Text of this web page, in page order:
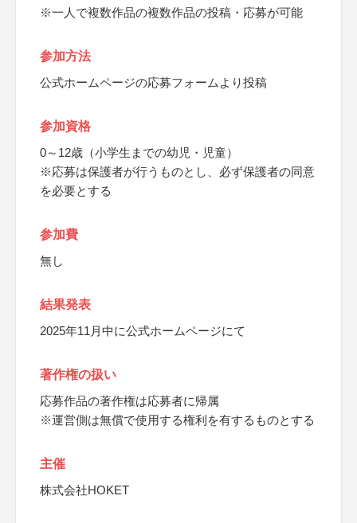
※一人で複数作品の複数作品の投稿・応募が可能
参加方法
公式ホームページの応募フォームより投稿
参加資格
0～12歳（小学生までの幼児・児童）
※応募は保護者が行うものとし、必ず保護者の同意
を必要とする
参加費
無し
結果発表
2025年11月中に公式ホームページにて
著作権の扱い
応募作品の著作権は応募者に帰属
※運営側は無償で使用する権利を有するものとする
主催
株式会社HOKET